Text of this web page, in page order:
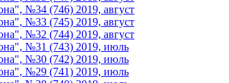
№34 (746) 2019, август
№33 (745) 2019, август
№32 (744) 2019, август
№31 (743) 2019, июль
№30 (742) 2019, июль
№29 (741) 2019, июль